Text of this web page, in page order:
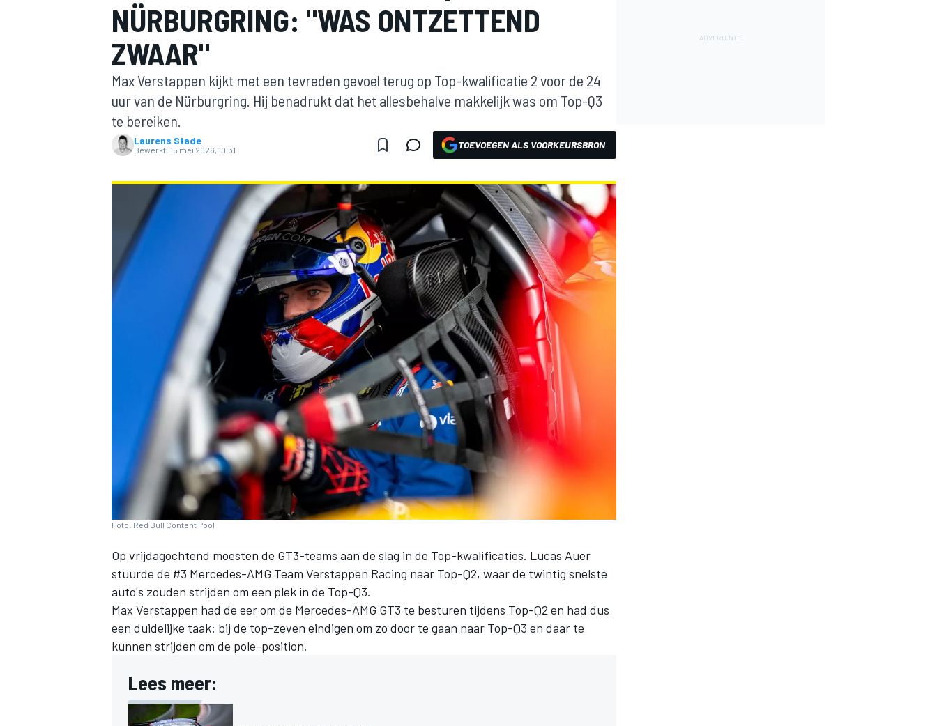
MOTOGP
WEC DTM
NÜRBURGRING: "WAS ONTZETTEND
ZWAAR"
Max Verstappen kijkt met een tevreden gevoel terug op Top-kwalificatie 2 voor de 24
uur van de Nürburgring. Hij benadrukt dat het allesbehalve makkelijk was om Top-Q3
te bereiken.
Laurens Stade
Bewerkt: 15 mei 2026, 10:31 TOEVOEGEN ALS VOORKEURSBRON
Foto: Red Bull Content Pool
Op vrijdagochtend moesten de GT3-teams aan de slag in de Top-kwalificaties. Lucas Auer
stuurde de #3 Mercedes-AMG Team Verstappen Racing naar Top-Q2, waar de twintig snelste
auto's zouden strijden om een plek in de Top-Q3.
Max Verstappen had de eer om de Mercedes-AMG GT3 te besturen tijdens Top-Q2 en had dus
een duidelijke taak: bij de top-zeven eindigen om zo door te gaan naar Top-Q3 en daar te
kunnen strijden om de pole-position.
Lees meer: